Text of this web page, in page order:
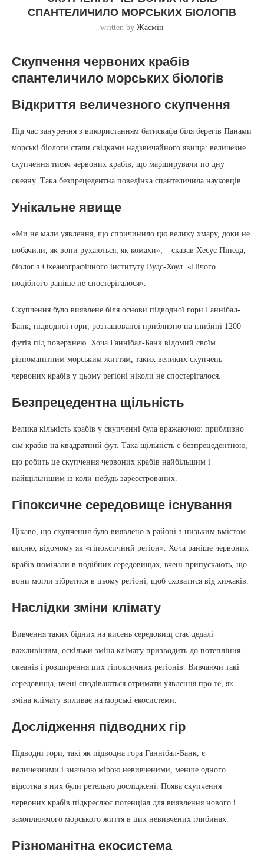
СПАНТЕЛИЧИЛО МОРСЬКИХ БІОЛОГІВ
written by Жасмін
Скупчення червоних крабів
спантеличило морських біологів
Відкриття величезного скупчення
Під час занурення з використанням батискафа біля берегів Панами
морські біологи стали свідками надзвичайного явища: величезне
скупчення тисяч червоних крабів, що марширували по дну
океану. Така безпрецедентна поведінка спантеличила науковців.
Унікальне явище
«Ми не мали уявлення, що спричинило цю велику хмару, доки не
побачили, як вони рухаються, як комахи», – сказав Хесус Пінеда,
біолог з Океанографічного інституту Вудс-Хоул. «Нічого
подібного раніше не спостерігалося».
Скупчення було виявлене біля основи підводної гори Ганнібал-
Банк, підводної гори, розташованої приблизно на глибині 1200
футів під поверхнею. Хоча Ганнібал-Банк відомий своїм
різноманітним морським життям, таких великих скупчень
червоних крабів у цьому регіоні ніколи не спостерігалося.
Безпрецедентна щільність
Велика кількість крабів у скупченні була вражаючою: приблизно
сім крабів на квадратний фут. Така щільність є безпрецедентною,
що робить це скупчення червоних крабів найбільшим і
найщільнішим із коли-небудь зареєстрованих.
Гіпоксичне середовище існування
Цікаво, що скупчення було виявлено в районі з низьким вмістом
кисню, відомому як «гіпоксичний регіон». Хоча раніше червоних
крабів помічали в подібних середовищах, вчені припускають, що
вони могли зібратися в цьому регіоні, щоб сховатися від хижаків.
Наслідки зміни клімату
Вивчення таких бідних на кисень середовищ стає дедалі
важливішим, оскільки зміна клімату призводить до потепління
океанів і розширення цих гіпоксичних регіонів. Вивчаючи такі
середовища, вчені сподіваються отримати уявлення про те, як
зміна клімату впливає на морські екосистеми.
Дослідження підводних гір
Підводні гори, такі як підводна гора Ганнібал-Банк, є
величезними і значною мірою невивченими, менше одного
відсотка з них були ретельно досліджені. Поява скупчення
червоних крабів підкреслює потенціал для виявлення нового і
захоплюючого морського життя в цих невивчених глибинах.
Різноманітна екосистема